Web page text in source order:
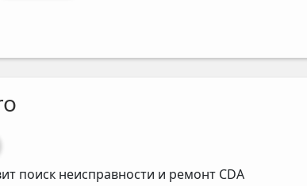
поиск неисправности и ремонт CDA